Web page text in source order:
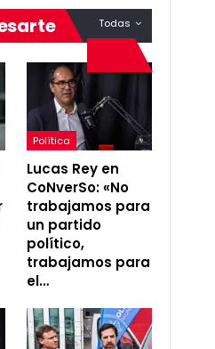
Todas
Política
Lucas Rey en
CoNverSo: «No
trabajamos para
un partido
político,
trabajamos para
el…